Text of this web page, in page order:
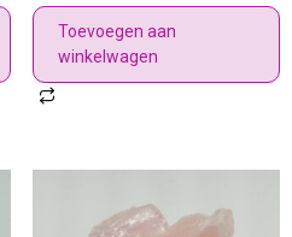
Toevoegen aan
winkelwagen